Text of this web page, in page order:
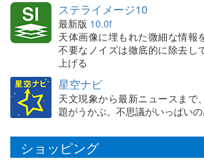
ステライメージ10
最新版 10.0f
天体画像に埋もれた微細な情報
不要なノイズは徹底的に除去し
上げる
星空ナビ
天文現象から最新ニュースまで
題がうかぶ。不思議がいっぱい
ショッピング